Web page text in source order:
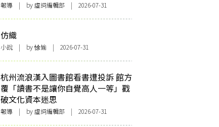
報導 | by 虛詞編輯部 | 2026-07-31
仿織
小說 | by 悇愉 | 2026-07-31
杭州流浪漢入圖書館看書遭投訴 館方
覆「讀書不是讓你自覺高人一等」戳
破文化資本迷思
報導 | by 虛詞編輯部 | 2026-07-31